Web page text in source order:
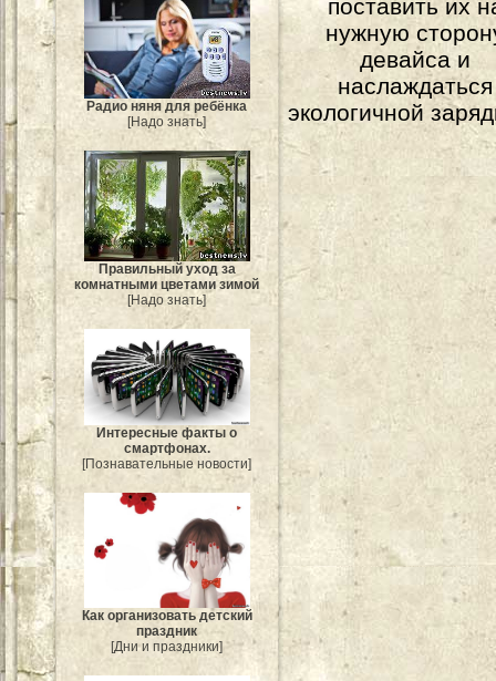
Радио няня для ребёнка
[Надо знать]
Правильный уход за
комнатными цветами зимой
[Надо знать]
Интересные факты о
смартфонах.
[Познавательные новости]
Как организовать детский
праздник
[Дни и праздники]
поставить их
нужную
девайса и
наслаждаться
экологичной